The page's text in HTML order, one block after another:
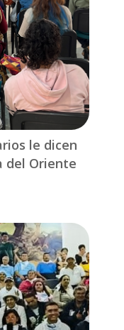
le dicen
del Oriente